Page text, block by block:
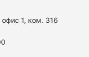
1, ком. 316